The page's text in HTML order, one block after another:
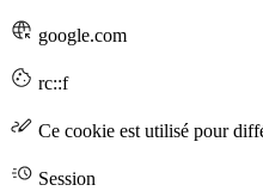
google.com
rc::f
Ce cookie est utilisé pour
Session